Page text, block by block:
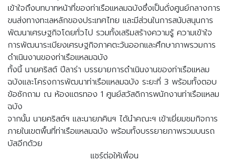
เข้าใจถึงบทบาทหน้าที่ของท่าเรือแหลมฉบังซึ่งเป็นดั่งศูนย์กลางการ
ขนส่งทางทะเลหลักของประเทศไทย และมีส่วนในการสนับสนุนการ
พัฒนาเศรษฐกิจโดยทั่วไป รวมทั้งเสริมสร้างความรู้ ความเข้าใจ
การพัฒนาระเบียงเศรษฐกิจภาคตะวันออกและศึกษาภาพรวมการ
ดำเนินงานของท่าเรือแหลมฉบัง
ทั้งนี้ นายคริสต์ ปีลาร่า บรรยายการดำเนินงานของท่าเรือแหลม
ฉบังและโครงการพัฒนาท่าเรือแหลมฉบัง ระยะที่ 3 พร้อมทั้งตอบ
ข้อซักถาม ณ ห้องแตรทอง 1 ศูนย์สวัสดิการพนักงานท่าเรือแหลม
ฉบัง
จากนั้น นายคริสต์ฯ และนายภคินฯ ได้นำคณะฯ เข้าเยี่ยมชมกิจการ
ภายในเขตพื้นที่ท่าเรือแหลมฉบัง พร้อมทั้งบรรยายภาพรวมบนรถ
บัสอีกด้วย
แชร์ต่อให้เพื่อน